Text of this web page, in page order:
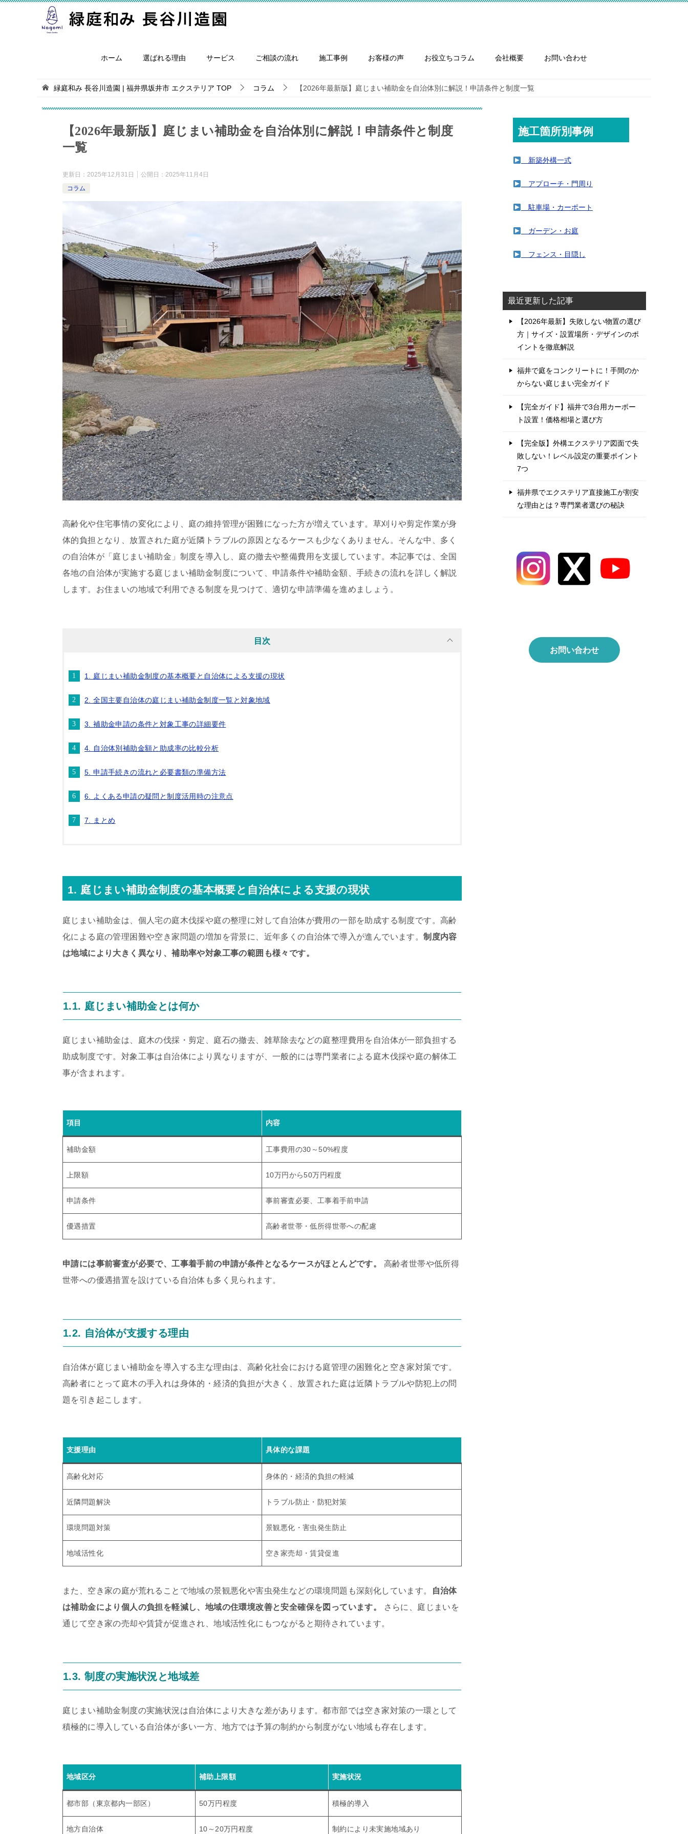
ホーム 選ばれる理由 サービス ご相談の流れ 施工事例 お客様の声 お役立ちコラム 会社概要 お問い合わせ
緑庭和み 長谷川造園 | 福井県坂井市 エクステリア TOP コラム 【2026年最新版】庭じまい補助金を自治体別に解説！申請条件と制度一覧
【2026年最新版】庭じまい補助金を自治体別に解説！申請条件と制度
一覧
更新日： 2025年12月31日 公開日： 2025年11月4日
コラム
高齢化や住宅事情の変化により、庭の維持管理が困難になった方が増えています。草刈りや剪定作業が身
体的負担となり、放置された庭が近隣トラブルの原因となるケースも少なくありません。そんな中、多く
の自治体が「庭じまい補助金」制度を導入し、庭の撤去や整備費用を支援しています。本記事では、全国
各地の自治体が実施する庭じまい補助金制度について、申請条件や補助金額、手続きの流れを詳しく解説
します。お住まいの地域で利用できる制度を見つけて、適切な申請準備を進めましょう。
目次
1. 庭じまい補助金制度の基本概要と自治体による支援の現状
2. 全国主要自治体の庭じまい補助金制度一覧と対象地域
3. 補助金申請の条件と対象工事の詳細要件
4. 自治体別補助金額と助成率の比較分析
5. 申請手続きの流れと必要書類の準備方法
6. よくある申請の疑問と制度活用時の注意点
7. まとめ
1. 庭じまい補助金制度の基本概要と自治体による支援の現状
庭じまい補助金は、個人宅の庭木伐採や庭の整理に対して自治体が費用の一部を助成する制度です。高齢
化による庭の管理困難や空き家問題の増加を背景に、近年多くの自治体で導入が進んでいます。制度内容
は地域により大きく異なり、補助率や対象工事の範囲も様々です。
1.1. 庭じまい補助金とは何か
庭じまい補助金は、庭木の伐採・剪定、庭石の撤去、雑草除去などの庭整理費用を自治体が一部負担する
助成制度です。対象工事は自治体により異なりますが、一般的には専門業者による庭木伐採や庭の解体工
事が含まれます。
項目 内容
補助金額 工事費用の30～50%程度
上限額 10万円から50万円程度
申請条件 事前審査必要、工事着手前申請
優遇措置 高齢者世帯・低所得世帯への配慮
申請には事前審査が必要で、工事着手前の申請が条件となるケースがほとんどです。
高齢者世帯や低所得
世帯への優遇措置を設けている自治体も多く見られます。
1.2. 自治体が支援する理由
自治体が庭じまい補助金を導入する主な理由は、高齢化社会における庭管理の困難化と空き家対策です。
高齢者にとって庭木の手入れは身体的・経済的負担が大きく、放置された庭は近隣トラブルや防犯上の問
題を引き起こします。
支援理由 具体的な課題
高齢化対応 身体的・経済的負担の軽減
近隣問題解決 トラブル防止・防犯対策
環境問題対策 景観悪化・害虫発生防止
地域活性化 空き家売却・賃貸促進
また、空き家の庭が荒れることで地域の景観悪化や害虫発生などの環境問題も深刻化しています。
自治体
は補助金により個人の負担を軽減し、地域の住環境改善と安全確保を図っています。
さらに、庭じまいを
通じて空き家の売却や賃貸が促進され、地域活性化にもつながると期待されています。
1.3. 制度の実施状況と地域差
庭じまい補助金制度の実施状況は自治体により大きな差があります。都市部では空き家対策の一環として
積極的に導入している自治体が多い一方、地方では予算の制約から制度がない地域も存在します。
地域区分 補助上限額 実施状況
都市部（東京都内一部区） 50万円程度 積極的導入
地方自治体 10～20万円程度 制約により未実施地域あり
施工箇所別事例
新築外構一式
アプローチ・門周り
駐車場・カーポート
ガーデン・お庭
フェンス・目隠し
最近更新した記事
【2026年最新】失敗しない物置の選び
方｜サイズ・設置場所・デザインのポ
イントを徹底解説
福井で庭をコンクリートに！手間のか
からない庭じまい完全ガイド
【完全ガイド】福井で3台用カーポー
ト設置！価格相場と選び方
【完全版】外構エクステリア図面で失
敗しない！レベル設定の重要ポイント
7つ
福井県でエクステリア直接施工が割安
な理由とは？専門業者選びの秘訣
お問い合わせ